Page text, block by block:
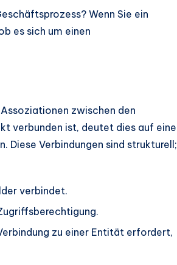
Wenn Sie ein
es sich um einen
zwischen den
verbunden ist, deutet dies auf eine
Diese Verbindungen sind strukturell;
verbindet.
zu einer Entität erfordert,